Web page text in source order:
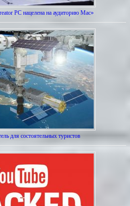
PC нацелена на аудиторию Mac»
для состоятельных туристов